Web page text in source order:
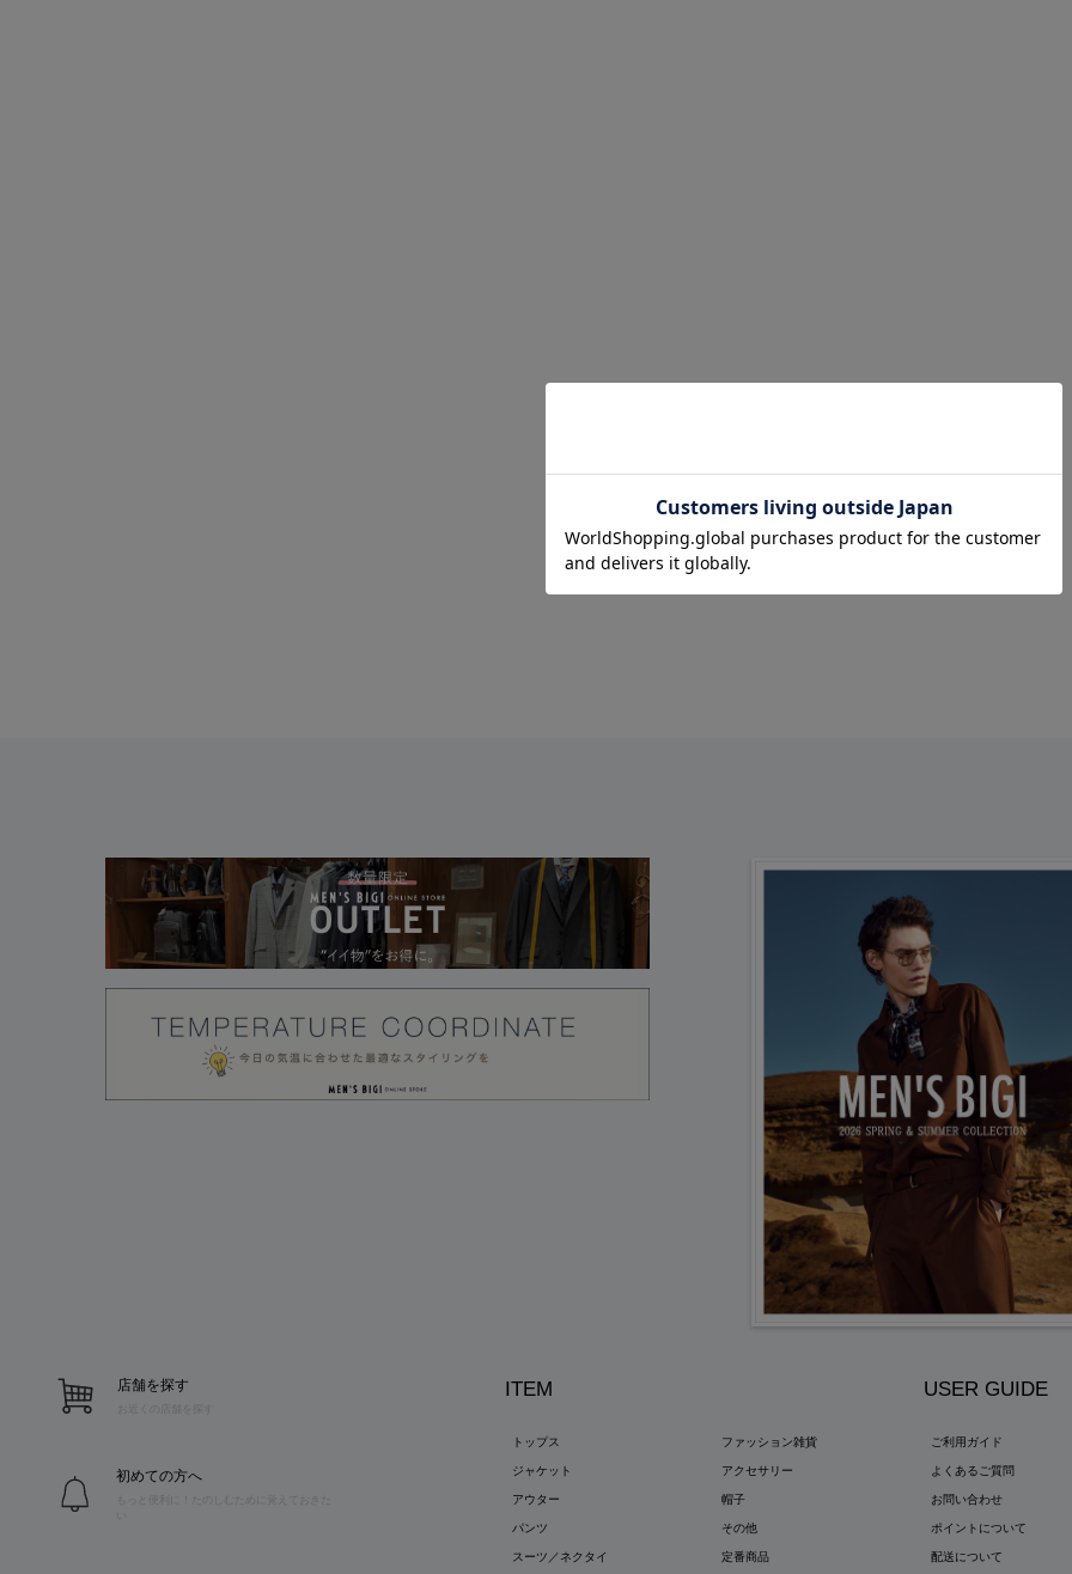
店舗を探す
お近くの店舗を探す
初めての方へ
もっと便利に！たのしむために覚えておきた
ITEM
トップス
ジャケット
アウター
パンツ
スーツ／ネクタイ
ファッション雑貨
アクセサリー
帽子
その他
定番商品
USER GUIDE
ご利用ガイド
よくあるご質問
お問い合わせ
ポイントについて
配送について